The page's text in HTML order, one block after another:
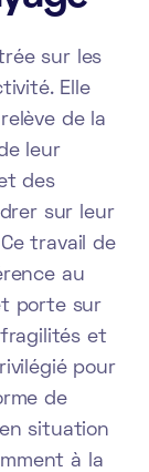
sur les
Elle
de la
leur
des
sur leur
travail de
au
porte sur
fragilités et
pour
de
situation
à la